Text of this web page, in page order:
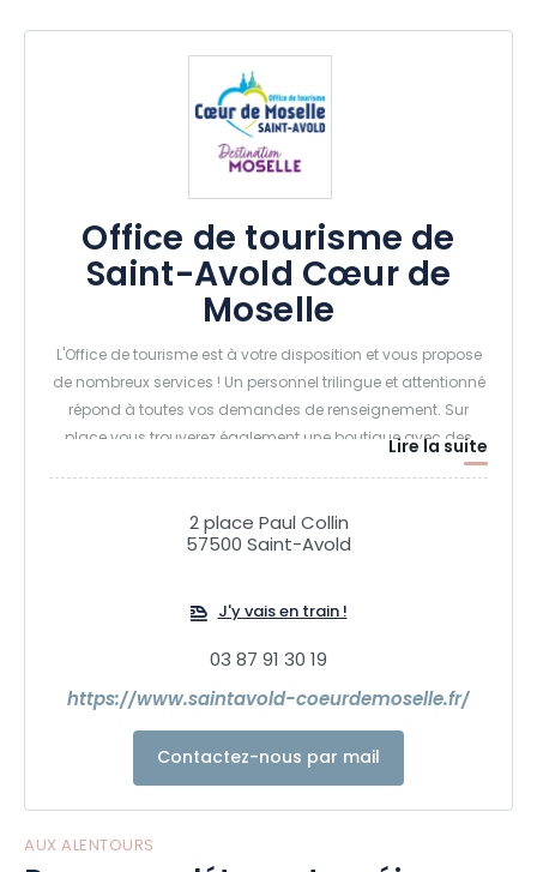
Office de tourisme de
Saint-Avold Cœur de
Moselle
L'Office de tourisme est à votre disposition et vous propose
de nombreux services ! Un personnel trilingue et attentionné
répond à toutes vos demandes de renseignement. Sur
place vous trouverez également une boutique avec des
souvenirs de Saint-Avold et de la Lorraine. Une information
avec des listes d'hébergements, des cartes touristiques,
des parcs d'attractions, les manifestations, les activités
Lire la suite
2 place Paul Collin
57500 Saint-Avold
J'y vais en train !
03 87 91 30 19
https://www.saintavold-coeurdemoselle.fr/
Contactez-nous par mail
AUX ALENTOURS